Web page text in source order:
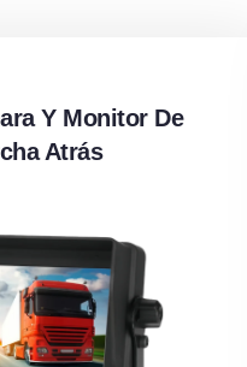
Y Monitor De
Atrás